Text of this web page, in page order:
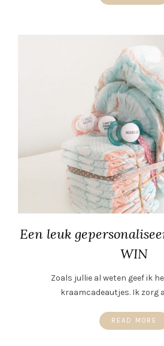
Een leuk
WIN
Zoals jullie al weten geef ik
kraamcadeautjes. Ik zorg
READ MORE